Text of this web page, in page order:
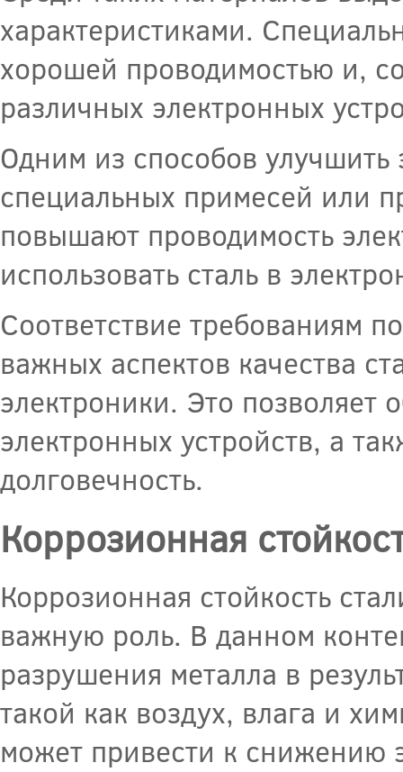
характеристиками.
хорошей проводимостью и,
различных электронных
Одним из способов улучшить
специальных примесей или
повышают проводимость
использовать сталь в
Соответствие требованиям
важных аспектов качества
электроники. Это позволяет
электронных устройств, а
долговечность.
Коррозионная
Коррозионная стойкость
важную роль. В данном
разрушения металла в
такой как воздух, влага и
может привести к снижению